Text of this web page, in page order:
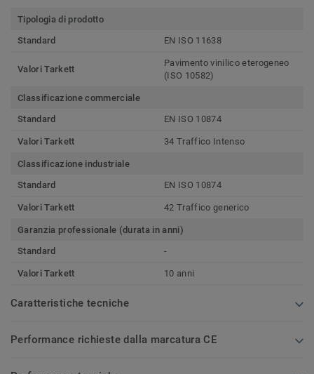
Tipologia di prodotto
Standard
EN ISO 11638
Valori Tarkett
Pavimento vinilico eterogeneo
(ISO 10582)
Classificazione commerciale
Standard
EN ISO 10874
Valori Tarkett 34 Traffico Intenso
Classificazione industriale
Standard
EN ISO 10874
Valori Tarkett 42 Traffico generico
Garanzia professionale (durata in anni)
Standard
-
Valori Tarkett 10 anni
Caratteristiche tecniche
Performance richieste dalla marcatura CE